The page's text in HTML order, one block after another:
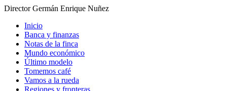
Director Germán Enrique Nuñez
Inicio
Banca y finanzas
Notas de la finca
Mundo económico
Último modelo
Tomemos café
Vamos a la rueda